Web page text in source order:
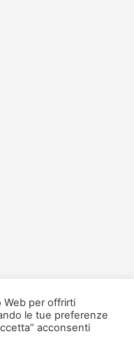
di Radio Treccia Ischia
Web per offrirti
le tue preferenze
acconsenti